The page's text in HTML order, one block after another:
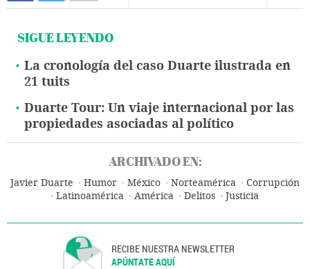
SIGUE LEYENDO
La cronología del caso Duarte ilustrada en
21 tuits
Duarte Tour: Un viaje internacional por las
propiedades asociadas al político
ARCHIVADO EN:
Javier Duarte Humor México Norteamérica
Corrupción
Latinoamérica
América Delitos Justicia
RECIBE NUESTRA NEWSLETTER
APÚNTATE AQUÍ